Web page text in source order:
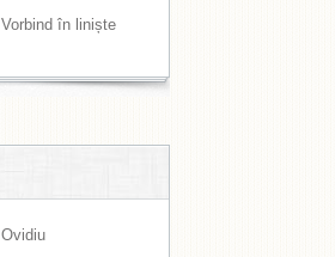
Vorbind în liniște
Ovidiu